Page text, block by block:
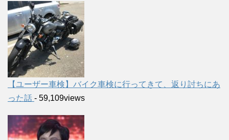
【ユーザー車検】バイク車検に行ってきて、返り討ちにあ
った話 - 59,109views